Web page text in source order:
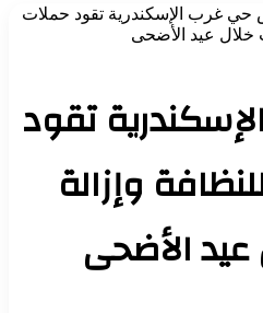
حي غرب الإسكندرية تقود حملات
خلال عيد الأضحى
تقود
وإزالة
عيد الأضحى